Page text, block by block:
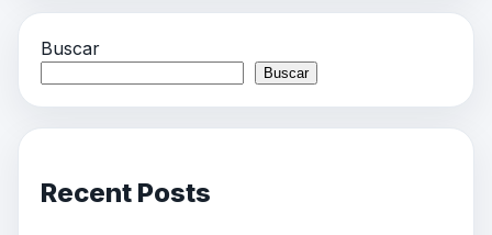
Buscar
Buscar
Recent Posts